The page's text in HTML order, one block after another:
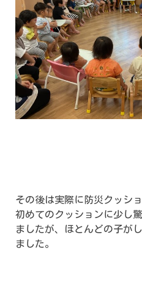
その後は実際に防災クッシ
初めてのクッションに少し
ましたが、ほとんどの子が
ました。